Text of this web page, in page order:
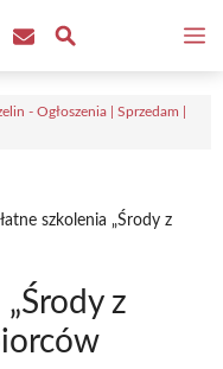
- Ogłoszenia | Sprzedam |
szkolenia „Środy z
z